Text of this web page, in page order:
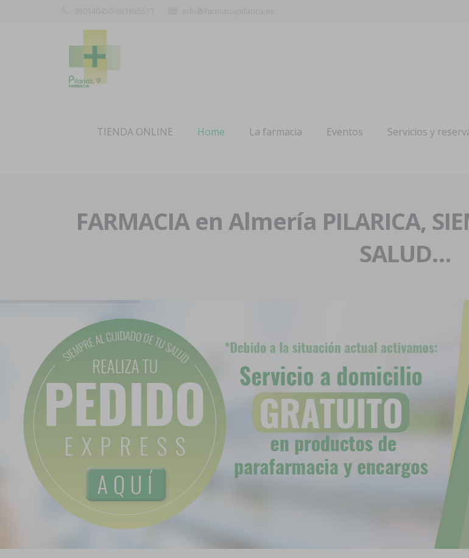
TIENDA ONLINE Home La farmacia Eventos Servicios y
FARMACIA en Almería PILARICA,
SALUD…